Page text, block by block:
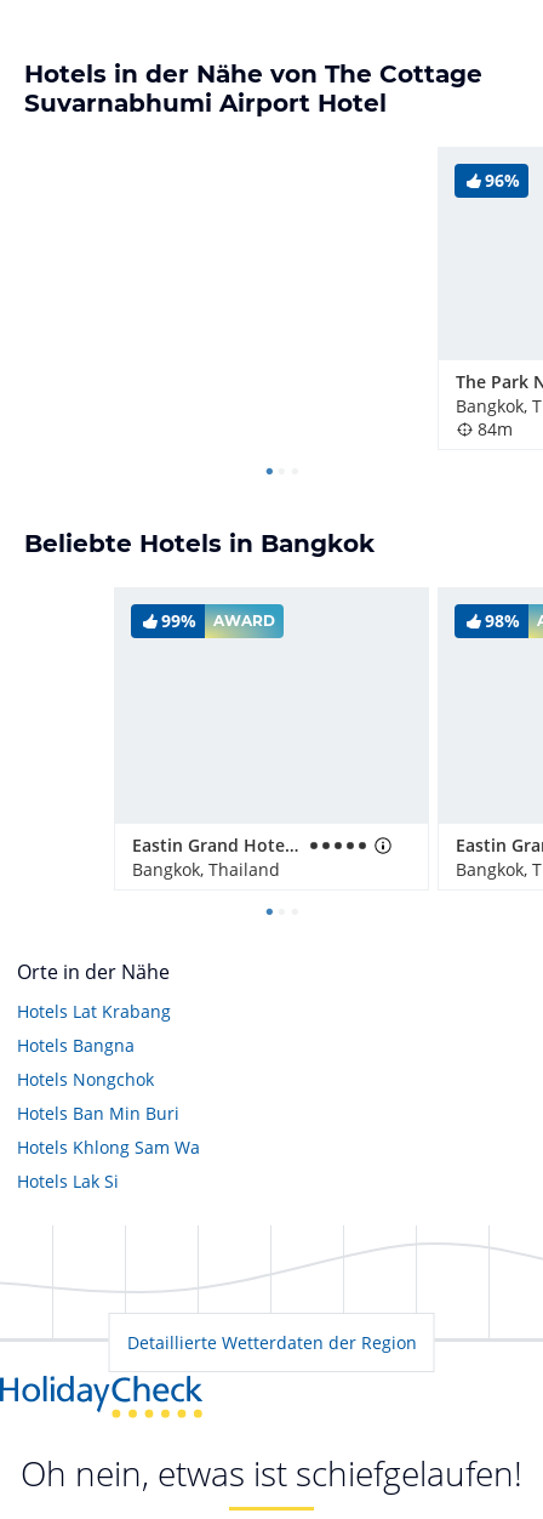
Hotels in der Nähe von The Cottage
Suvarnabhumi Airport Hotel
96%
Bangkok,
84m
Beliebte Hotels in Bangkok
99% AWARD
Eastin Grand Hotel Sathorn
Bangkok, Thailand
98%
Bangkok,
Orte in der Nähe
Hotels Lat Krabang
Hotels Bangna
Hotels Nongchok
Hotels Ban Min Buri
Hotels Khlong Sam Wa
Hotels Lak Si
Detaillierte Wetterdaten der Region
Oh nein, etwas ist schiefgelaufen!